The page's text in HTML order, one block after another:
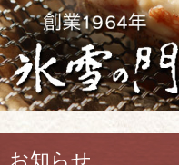
お知らせ